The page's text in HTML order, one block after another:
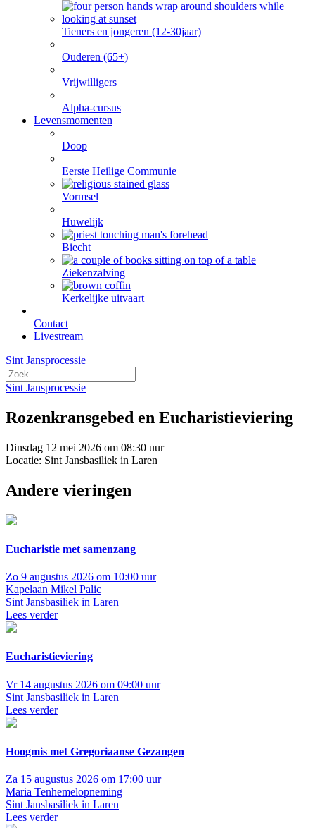
Tieners en jongeren (12-30jaar)
Ouderen (65+)
Vrijwilligers
Alpha-cursus
Levensmomenten
Doop
Eerste Heilige Communie
Vormsel
Huwelijk
Biecht
Ziekenzalving
Kerkelijke uitvaart
Contact
Livestream
Sint Jansprocessie
Sint Jansprocessie
Rozenkransgebed en Eucharistieviering
Dinsdag 12 mei 2026 om 08:30 uur
Locatie: Sint Jansbasiliek in Laren
Andere vieringen
Eucharistie met samenzang
Zo 9 augustus 2026 om 10:00 uur
Kapelaan Mikel Palic
Sint Jansbasiliek in Laren
Lees verder
Eucharistieviering
Vr 14 augustus 2026 om 09:00 uur
Sint Jansbasiliek in Laren
Lees verder
Hoogmis met Gregoriaanse Gezangen
Za 15 augustus 2026 om 17:00 uur
Maria Tenhemelopneming
Sint Jansbasiliek in Laren
Lees verder